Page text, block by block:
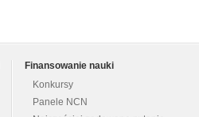
Finansowanie nauki
Konkursy
Panele NCN